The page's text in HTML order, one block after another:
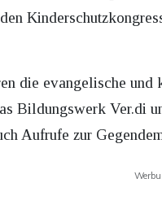
die evangelische
Bildungswerk Ver.di
Aufrufe zur